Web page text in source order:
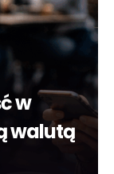
w
walutą